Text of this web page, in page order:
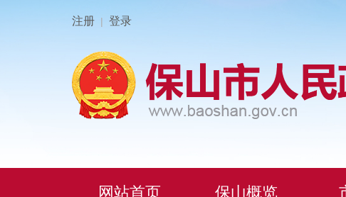
注册 | 登录
网站首页 保山概览